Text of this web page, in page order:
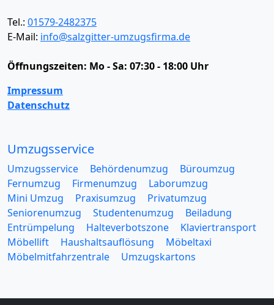
Tel.: 01579-2482375
E-Mail: info@salzgitter-umzugsfirma.de
Öffnungszeiten: Mo - Sa: 07:30 - 18:00 Uhr
Impressum
Datenschutz
Umzugsservice
Umzugsservice Behördenumzug
Büroumzug
Fernumzug
Firmenumzug
Laborumzug
Mini Umzug
Praxisumzug
Privatumzug
Seniorenumzug
Studentenumzug
Beiladung
Entrümpelung
Halteverbotszone
Klaviertransport
Möbellift
Haushaltsauflösung
Möbeltaxi
Möbelmitfahrzentrale
Umzugskartons